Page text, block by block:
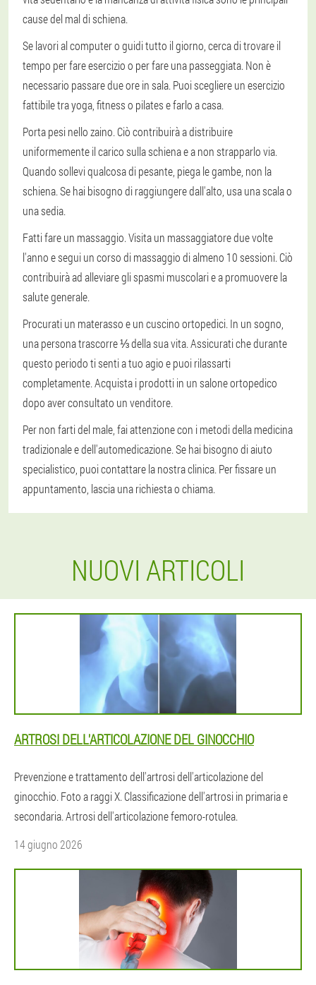
cause del mal di schiena.
Se lavori al computer o guidi tutto il giorno, cerca di trovare il
tempo per fare esercizio o per fare una passeggiata. Non è
necessario passare due ore in sala. Puoi scegliere un esercizio
fattibile tra yoga, fitness o pilates e farlo a casa.
Porta pesi nello zaino. Ciò contribuirà a distribuire
uniformemente il carico sulla schiena e a non strapparlo via.
Quando sollevi qualcosa di pesante, piega le gambe, non la
schiena. Se hai bisogno di raggiungere dall'alto, usa una scala o
una sedia.
Fatti fare un massaggio. Visita un massaggiatore due volte
l'anno e segui un corso di massaggio di almeno 10 sessioni. Ciò
contribuirà ad alleviare gli spasmi muscolari e a promuovere la
salute generale.
Procurati un materasso e un cuscino ortopedici. In un sogno,
una persona trascorre ⅓ della sua vita. Assicurati che durante
questo periodo ti senti a tuo agio e puoi rilassarti
completamente. Acquista i prodotti in un salone ortopedico
dopo aver consultato un venditore.
Per non farti del male, fai attenzione con i metodi della medicina
tradizionale e dell'automedicazione. Se hai bisogno di aiuto
specialistico, puoi contattare la nostra clinica. Per fissare un
appuntamento, lascia una richiesta o chiama.
NUOVI ARTICOLI
ARTROSI DELL'ARTICOLAZIONE DEL GINOCCHIO
Prevenzione e trattamento dell'artrosi dell'articolazione del
ginocchio. Foto a raggi X. Classificazione dell'artrosi in primaria e
secondaria. Artrosi dell'articolazione femoro-rotulea.
14 giugno 2026